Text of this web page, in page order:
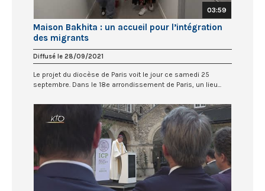
03:59
Maison Bakhita : un accueil pour l’intégration
des migrants
Diffusé le 28/09/2021
Le projet du diocèse de Paris voit le jour ce samedi 25
septembre. Dans le 18e arrondissement de Paris, un lieu...